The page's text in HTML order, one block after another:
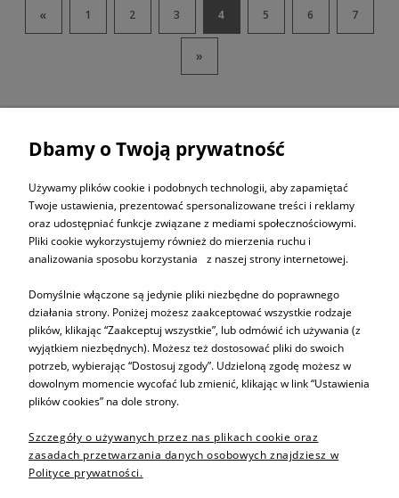
« 1 2 3 4 5 6 7
»
ZAPISZ SIĘ DO
NEWSLETTERA
Informacje
Sprzedaż produktów
Dbamy o Twoją prywatność
Używamy plików cookie i podobnych technologii, aby zapamiętać
Twoje ustawienia, prezentować spersonalizowane treści i reklamy
oraz udostępniać funkcje związane z mediami społecznościowymi.
Pliki cookie wykorzystujemy również do mierzenia ruchu i
analizowania sposobu korzystania z naszej strony internetowej.
Domyślnie włączone są jedynie pliki niezbędne do poprawnego
działania strony. Poniżej możesz zaakceptować wszystkie rodzaje
plików, klikając “Zaakceptuj wszystkie”, lub odmówić ich używania (z
wyjątkiem niezbędnych). Możesz też dostosować pliki do swoich
potrzeb, wybierając “Dostosuj zgody”. Udzieloną zgodę możesz w
dowolnym momencie wycofać lub zmienić, klikając w link “Ustawienia
plików cookies” na dole strony.
Szczegóły o używanych przez nas plikach cookie oraz
zasadach przetwarzania danych osobowych znajdziesz w
Polityce prywatności.